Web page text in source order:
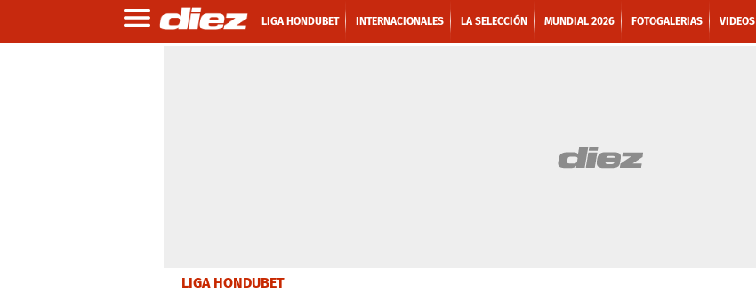
LIGA HONDUBET INTERNACIONALES LA SELECCIÓN MUNDIAL 2026 FOTOGALERIAS VIDEOS
LIGA HONDUBET